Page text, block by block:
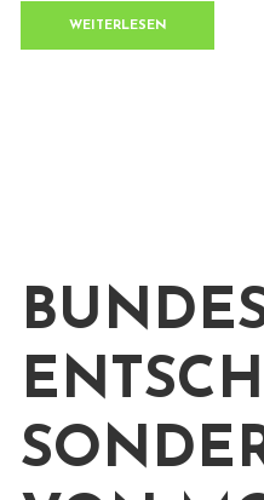
WEITERLESEN